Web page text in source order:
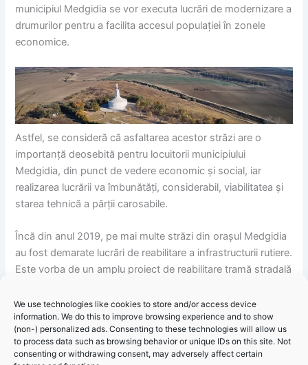
We use technologies like cookies to store and/or access device
information. We do this to improve browsing experience and to show
(non-) personalized ads. Consenting to these technologies will allow us
to process data such as browsing behavior or unique IDs on this site. Not
consenting or withdrawing consent, may adversely affect certain
municipiul Medgidia se vor executa lucrări de modernizare a
drumurilor pentru a facilita accesul populației în zonele
economice.
Astfel, se consideră că asfaltarea acestor străzi are o
importanță deosebită pentru locuitorii municipiului
Medgidia, din punct de vedere economic și social, iar
realizarea lucrării va îmbunătăți, considerabil, viabilitatea și
starea tehnică a părții carosabile.
Încă din anul 2019, pe mai multe străzi din orașul Medgidia
au fost demarate lucrări de reabilitare a infrastructurii rutiere.
Este vorba de un amplu proiect de reabilitare tramă stradală
străzi. Acest proiect este finanțat prin programul Național
de Dezvoltare Locală (PNDL).
Reabilitarea străzilor cuprinse în proiectul finanțat prin PNDL